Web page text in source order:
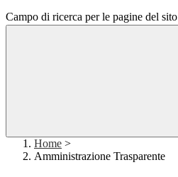
Campo di ricerca per le pagine del sito
Home >
Amministrazione Trasparente